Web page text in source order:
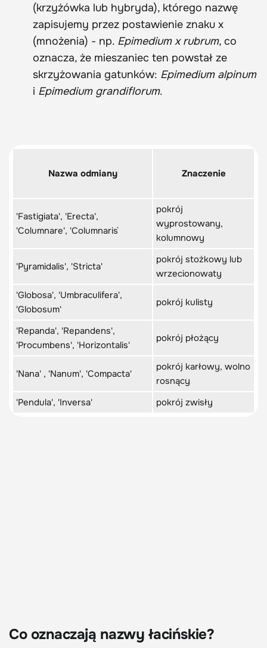
(krzyżówka lub hybryda), którego nazwę
zapisujemy przez postawienie znaku x
(mnożenia) - np. Epimedium x rubrum, co
oznacza, że mieszaniec ten powstał ze
skrzyżowania gatunków: Epimedium alpinum
i Epimedium grandiflorum.
Nazwa odmiany Znaczenie
'Fastigiata', 'Erecta',
'Columnare', 'Columnaris`
pokrój
wyprostowany,
kolumnowy
'Pyramidalis', 'Stricta'
pokrój stożkowy lub
wrzecionowaty
'Globosa', 'Umbraculifera',
'Globosum'
pokrój kulisty
'Repanda', 'Repandens',
'Procumbens', 'Horizontalis'
pokrój płożący
'Nana' , 'Nanum', 'Compacta'
pokrój karłowy, wolno
rosnący
'Pendula', 'Inversa'
pokrój zwisły
Co oznaczają nazwy łacińskie?